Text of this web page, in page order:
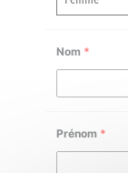
Nom *
Prénom *